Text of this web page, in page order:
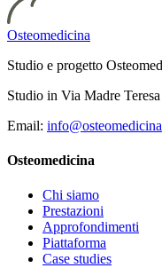
Osteomedicina
Studio e progetto
Studio in Via Madre
Email:
Osteomedicina
Chi siamo
Prestazioni
Approfondimenti
Piattaforma
Case studies